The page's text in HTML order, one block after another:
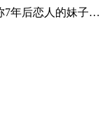
7年后恋人的妹